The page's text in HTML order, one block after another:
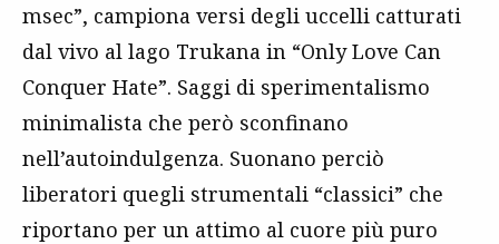
msec”, campiona versi degli uccelli catturati
dal vivo al lago Trukana in “Only Love Can
Conquer Hate”. Saggi di sperimentalismo
minimalista che però sconfinano
nell’autoindulgenza. Suonano perciò
liberatori quegli strumentali “classici” che
riportano per un attimo al cuore più puro